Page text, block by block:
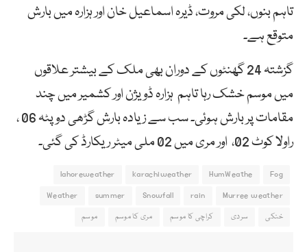
تاہم بنوں، لکی مروت، ڈیرہ اسماعیل خان اور ہزارہ میں بارش
متوقع ہے۔
گزشتہ 24 گھنٹوں کے دوران بھی ملک کے بیشتر علاقوں
میں موسم خشک رہا تاہم ہزارہ ڈویژن اور کشمیر میں چند
مقامات پر بارش ہوئی۔ سب سے زیادہ بارش گڑھی دوپٹہ 06 ،
راولا کوٹ 02، اور مری میں 02 ملی میٹر ریکارڈ کی گئی۔
Fog
HumWeathe
karachiweather
lahoreweather
Murree weather
rain
Snowfall
summer
Weather
خنکی
سردی کراچی کا موسم مری کا موسم موسم